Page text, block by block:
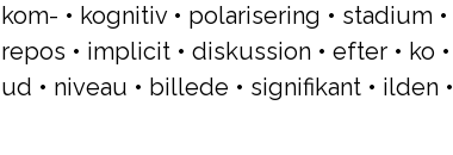
kom- • kognitiv• polarisering • stadium •
repos • implicit • diskussion • efter • ko •
ud • niveau • billede • signifikant • ilden •